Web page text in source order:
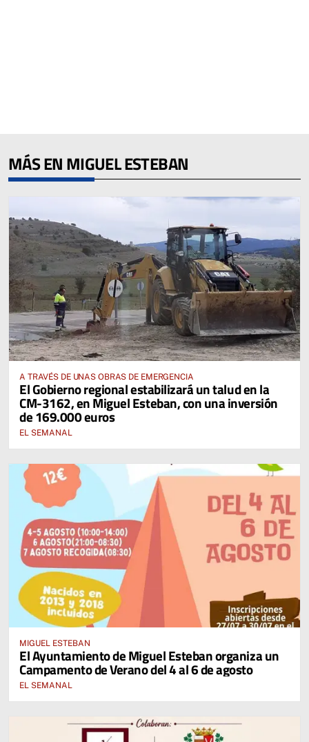
MÁS EN MIGUEL ESTEBAN
A TRAVÉS DE UNAS OBRAS DE EMERGENCIA
El Gobierno regional estabilizará un talud en la
CM-3162, en Miguel Esteban, con una inversión
de 169.000 euros
EL SEMANAL
MIGUEL ESTEBAN
El Ayuntamiento de Miguel Esteban organiza un
Campamento de Verano del 4 al 6 de agosto
EL SEMANAL